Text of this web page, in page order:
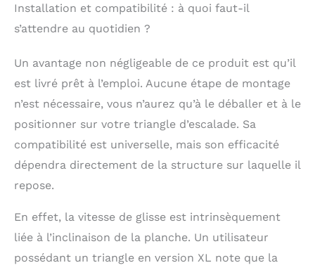
𝐬𝐞𝐭: 1x toboggan à
rouleaux (taille: M). Le
instructions et toutes
les pièces de montage
nécessaires.
Installation et compatibilité : à quoi faut-il
s’attendre au quotidien ?
Un avantage non négligeable de ce produit est qu’il
est livré prêt à l’emploi. Aucune étape de montage
n’est nécessaire, vous n’aurez qu’à le déballer et à le
positionner sur votre triangle d’escalade. Sa
compatibilité est universelle, mais son efficacité
dépendra directement de la structure sur laquelle il
repose.
En effet, la vitesse de glisse est intrinsèquement
liée à l’inclinaison de la planche. Un utilisateur
possédant un triangle en version XL note que la